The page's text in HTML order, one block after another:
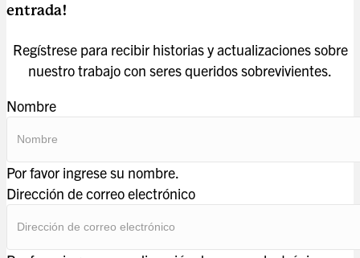
entrada!
Regístrese para recibir historias y actualizaciones sobre
nuestro trabajo con seres queridos sobrevivientes.
Nombre
Por favor ingrese su nombre.
Dirección de correo electrónico